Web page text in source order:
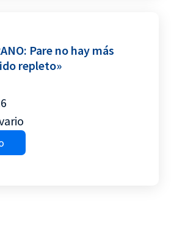
Pare no hay más
repleto»